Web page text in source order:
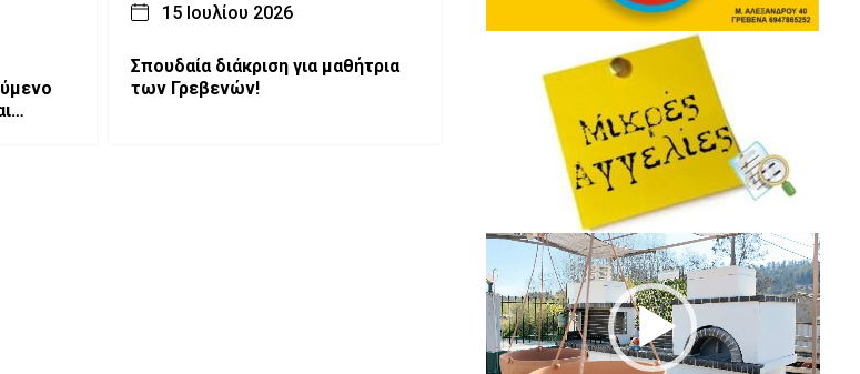
15 Ιουλίου 2026
Σπουδαία διάκριση για μαθήτρια
των Γρεβενών!
Πρόγραμμα
Αναπαραγωγής
Βίντεο